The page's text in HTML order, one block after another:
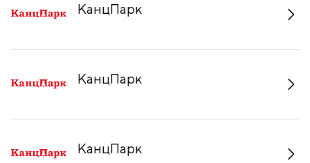
КанцПарк
КанцПарк
КанцПарк